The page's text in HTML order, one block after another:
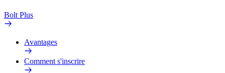
Bolt Plus
Avantages
Comment s'inscrire